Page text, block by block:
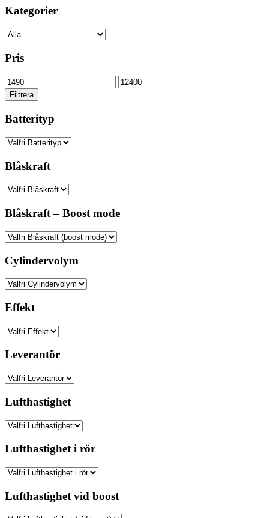
Kategorier
Pris
Min
pris
Max
pris
Filtrera
Batterityp
Blåskraft
Blåskraft – Boost mode
Cylindervolym
Effekt
Leverantör
Lufthastighet
Lufthastighet i rör
Lufthastighet vid boost